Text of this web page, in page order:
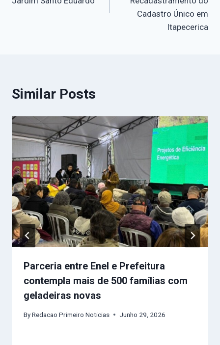
Cadastro Único em
Itapecerica
Similar Posts
Parceria entre Enel e Prefeitura
contempla mais de 500 famílias com
geladeiras novas
ByRedacao Primeiro Noticias Junho 29, 2026